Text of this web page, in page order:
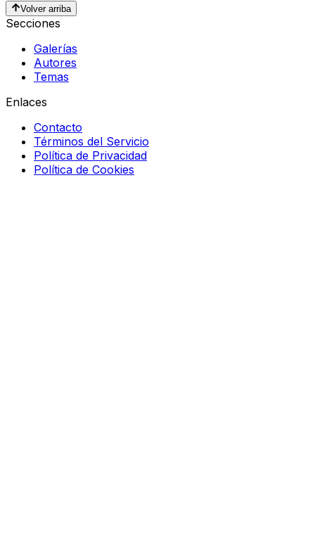
Volver arriba
Secciones
Galerías
Autores
Temas
Enlaces
Contacto
Términos del Servicio
Política de Privacidad
Política de Cookies